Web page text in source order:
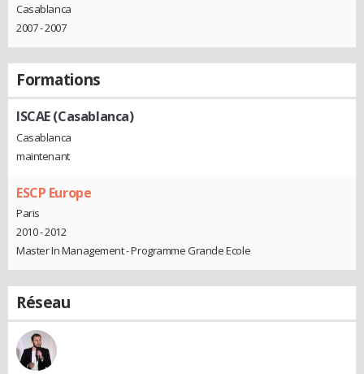
Casablanca
2007 - 2007
Formations
ISCAE (Casablanca)
Casablanca
maintenant
ESCP Europe
Paris
2010 - 2012
Master In Management - Programme Grande Ecole
Réseau